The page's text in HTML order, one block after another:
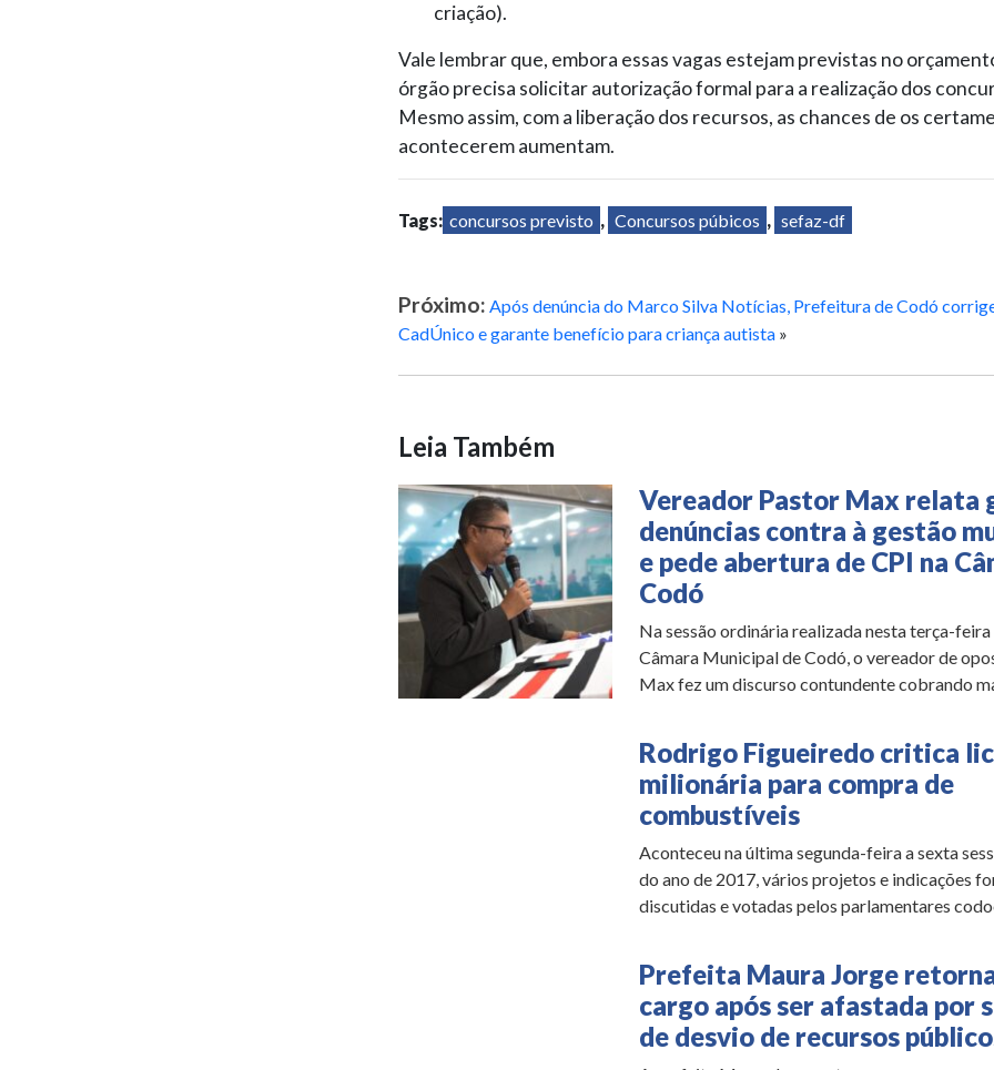
criação).
Vale lembrar que, embora essas vagas estejam previstas no
órgão precisa solicitar autorização formal para a realização dos
Mesmo assim, com a liberação dos recursos, as chances de os
acontecerem aumentam.
Tags: concursos previsto , Concursos púbicos , sefaz-df
Próximo: Após denúncia do Marco Silva Notícias, Prefeitura de Codó
CadÚnico e garante benefício para criança autista »
Leia Também
Vereador Pastor Max relata
denúncias contra à gestão
e pede abertura de CPI na
Codó
Na sessão ordinária realizada nesta terça-feira
Câmara Municipal de Codó, o vereador de
Max fez um discurso contundente cobrando
Rodrigo Figueiredo critica
milionária para compra de
combustíveis
Aconteceu na última segunda-feira a sexta
do ano de 2017, vários projetos e indicações
discutidas e votadas pelos parlamentares
Prefeita Maura Jorge
cargo após ser afastada por
de desvio de recursos